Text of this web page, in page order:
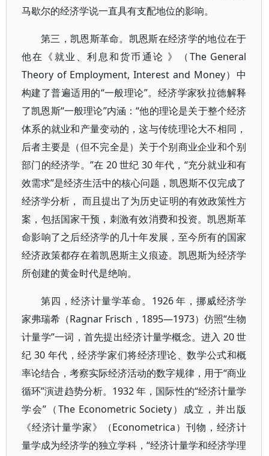
马歇尔的经济学说一直具有支配地位的影响。
第三，凯恩斯革命。凯恩斯在经济学的地位在于
他在《就业、利息和货币通论 》（The General
Theory of Employment, Interest and Money）中
构建了普遍适用的“一般理论”。经济学家狄拉德解释
了凯恩斯“一般理论”内涵：“他的理论是关于整个经济
体系的就业和产量变动的，这与传统理论大不相同，
后者主要是（但不完全是）关于个别商业企业和个别
部门的经济学。”在 20 世纪 30 年代，“充分就业和有
效需求”是经济生活中的核心问题，凯恩斯不仅完成了
经济学分析， 而且提出了为历史证明的有效政策性方
案，包括国家干预，刺激有效消费和投资。凯恩斯革
命影响了之后经济学的几十年发展，至今所有的国家
经济政策都存在着凯恩斯主义痕迹。凯恩斯为经济学
所创建的黄金时代是绝响。
第四，经济计量学革命。1926 年，挪威经济学
家弗瑞希（Ragnar Frisch，1895—1973）仿照“生物
计量学”一词，首先提出经济计量学概念。进入 20 世
纪 30 年代，经济学家们将经济理论、数学公式和概
率论结合，考察实际经济活动的数字规律，用于“商业
循环”演进趋势分析。1932 年，国际性的“经济计量学
学会”（The Econometric Society）成立，并出版
《经济计量学家》（Econometrica）刊物，经济计
量学成为经济学的独立学科，“经济计量学和经济学理